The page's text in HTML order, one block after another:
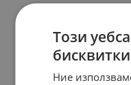
Този
бисквитки
Ние